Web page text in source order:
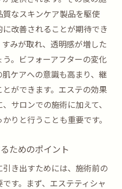
なスキンケア製品を駆使
改善されることが期待でき
みが取れ、透明感が増した
。ビフォーアフターの変化
ケアへの意識も高まり、継
ができます。エステの効果
サロンでの施術に加えて、
りと行うことも重要です。
ためのポイント
き出すためには、施術前の
す。まず、エステティシャ